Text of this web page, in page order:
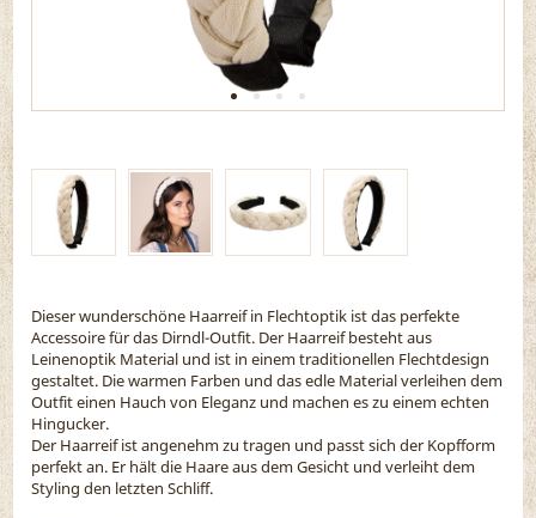
Dieser wunderschöne Haarreif in Flechtoptik ist das perfekte
Accessoire für das Dirndl-Outfit. Der Haarreif besteht aus
Leinenoptik Material und ist in einem traditionellen Flechtdesign
gestaltet. Die warmen Farben und das edle Material verleihen dem
Outfit einen Hauch von Eleganz und machen es zu einem echten
Hingucker.
Der Haarreif ist angenehm zu tragen und passt sich der Kopfform
perfekt an. Er hält die Haare aus dem Gesicht und verleiht dem
Styling den letzten Schliff.